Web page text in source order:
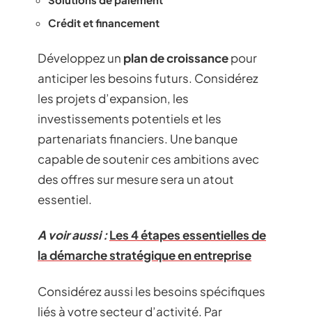
Crédit et financement
Développez un plan de croissancepour
anticiper les besoins futurs. Considérez
les projets d’expansion, les
investissements potentiels et les
partenariats financiers. Une banque
capable de soutenir ces ambitions avec
des offres sur mesure sera un atout
essentiel.
A voir aussi :Les 4 étapes essentielles de
la démarche stratégique en entreprise
Considérez aussi les besoins spécifiques
liés à votre secteur d’activité. Par